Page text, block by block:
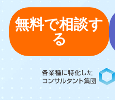
無料で相談す
る